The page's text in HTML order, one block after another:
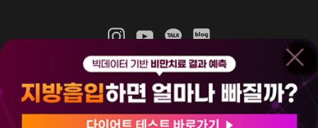
365mc 병·의원 이용약관
홈페이지 이용약관
비급여진료수가
(주)365mcㅣ서울특별시 서초구 서초대로52길 7, 3~4층(서초동, 제일빌딩)
120-87-04354ㅣ김남철